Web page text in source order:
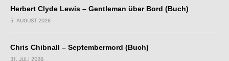
Herbert Clyde Lewis – Gentleman über Bord (Buch)
5. AUGUST 2026
Chris Chibnall – Septembermord (Buch)
31. JULI 2026